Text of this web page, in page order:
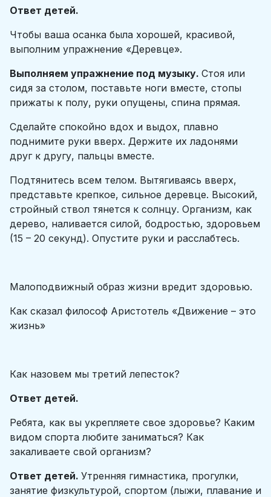
Ответ детей.
Чтобы ваша осанка была хорошей, красивой,
выполним упражнение «Деревце».
Выполняем упражнение под музыку. Стоя или
сидя за столом, поставьте ноги вместе, стопы
прижаты к полу, руки опущены, спина прямая.
Сделайте спокойно вдох и выдох, плавно
поднимите руки вверх. Держите их ладонями
друг к другу, пальцы вместе.
Подтянитесь всем телом. Вытягиваясь вверх,
представьте крепкое, сильное деревце. Высокий,
стройный ствол тянется к солнцу. Организм, как
дерево, наливается силой, бодростью, здоровьем
(15 – 20 секунд). Опустите руки и расслабтесь.
Малоподвижный образ жизни вредит здоровью.
Как сказал философ Аристотель «Движение – это
жизнь»
Как назовем мы третий лепесток?
Ответ детей.
Ребята, как вы укрепляете свое здоровье? Каким
видом спорта любите заниматься? Как
закаливаете свой организм?
Ответ детей. Утренняя гимнастика, прогулки,
занятие физкультурой, спортом (лыжи, плавание и